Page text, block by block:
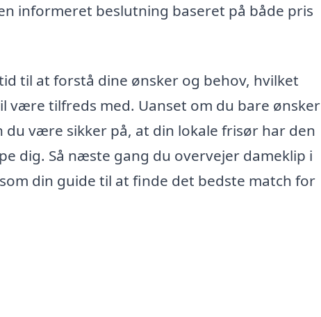
informeret beslutning baseret på både pris
til at forstå dine ønsker og behov, hvilket
være tilfreds med. Uanset om du bare ønsker
være sikker på, at din lokale frisør har den
dig. Så næste gang du overvejer dameklip i
din guide til at finde det bedste match for